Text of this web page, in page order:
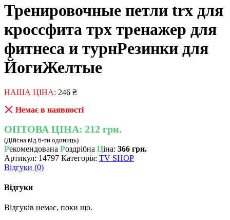
Тренировочные петли trx для
кроссфита трх тренажер для
фитнеса и турнРезинки для
ЙогиЖелтые
НАША ЦІНА: 246 ₴
Немає в наявності
ОПТОВА ЦІНА: 212 грн.
(Дійсна від 6-ти одиниць)
Рекомендована Роздрібна Ціна: 366 грн.
Артикул: 14797 Категорія: TV SHOP
Відгуки (0)
Відгуки
Відгуків немає, поки що.